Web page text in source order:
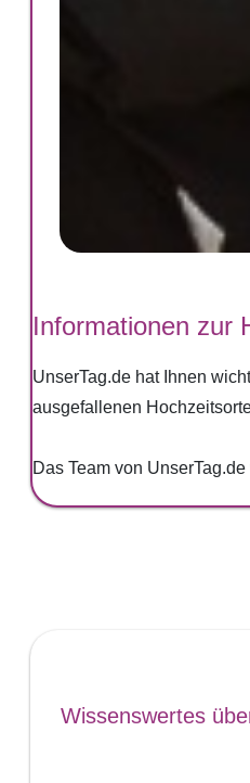
Informationen zur
UnserTag.de hat Ihnen
ausgefallenen
Das Team von
Wissenswertes